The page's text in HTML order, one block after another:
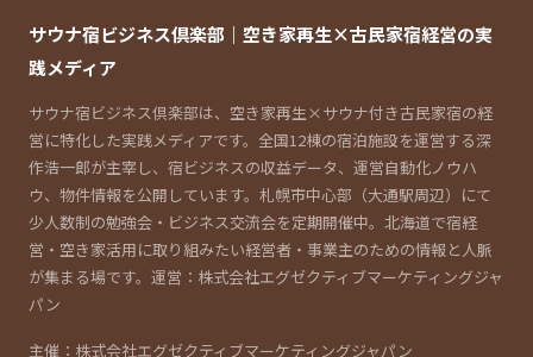
サウナ宿ビジネス倶楽部｜空き家再生×古民家宿経営の実
践メディア
サウナ宿ビジネス倶楽部は、空き家再生×サウナ付き古民家宿の経
営に特化した実践メディアです。全国12棟の宿泊施設を運営する深
作浩一郎が主宰し、宿ビジネスの収益データ、運営自動化ノウハ
ウ、物件情報を公開しています。札幌市中心部（大通駅周辺）にて
少人数制の勉強会・ビジネス交流会を定期開催中。北海道で宿経
営・空き家活用に取り組みたい経営者・事業主のための情報と人脈
が集まる場です。運営：株式会社エグゼクティブマーケティングジャ
パン
主催：株式会社エグゼクティブマーケティングジャパン